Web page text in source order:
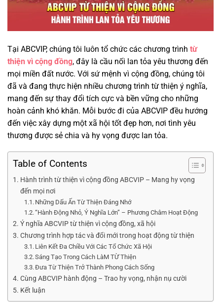
Tại ABCVIP, chúng tôi luôn tổ chức các chương trình từ
thiện vì cộng đồng, đây là cầu nối lan tỏa yêu thương đến
mọi miền đất nước. Với sứ mệnh vì cộng đồng, chúng tôi
đã và đang thực hiện nhiều chương trình từ thiện ý nghĩa,
mang đến sự thay đổi tích cực và bền vững cho những
hoàn cảnh khó khăn. Mỗi bước đi của ABCVIP đều hướng
đến việc xây dựng một xã hội tốt đẹp hơn, nơi tình yêu
thương được sẻ chia và hy vọng được lan tỏa.
Table of Contents
Hành trình từ thiện vì cộng đồng ABCVIP – Mang hy vọng
đến mọi nơi
Những Dấu Ấn Từ Thiện Đáng Nhớ
“Hành Động Nhỏ, Ý Nghĩa Lớn” – Phương Châm Hoạt Động
Ý nghĩa ABCVIP từ thiện vì cộng đồng, xã hội
Chương trình hợp tác và đổi mới trong hoạt động từ thiện
Liên Kết Đa Chiều Với Các Tổ Chức Xã Hội
Sáng Tạo Trong Cách LàM TỪ Thiện
Đưa Từ Thiện Trở Thành Phong Cách Sống
Cùng ABCVIP hành động – Trao hy vọng, nhận nụ cười
Kết luận